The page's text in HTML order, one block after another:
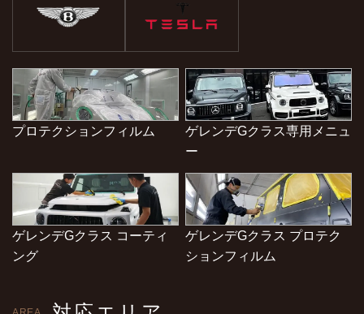
プロテクションフィルム
ゲレンデGクラス専用メニュ
ー
ゲレンデGクラス コーティ
ング
ゲレンデGクラス プロテク
ションフィルム